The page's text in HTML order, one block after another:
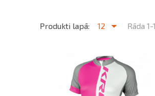
Produkti lapā: 12 Rāda